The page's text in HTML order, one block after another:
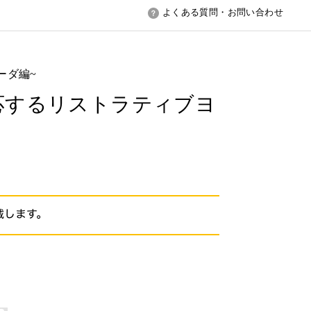
よくある質問・お問い合わせ
ダ編~
るリストラティブヨ